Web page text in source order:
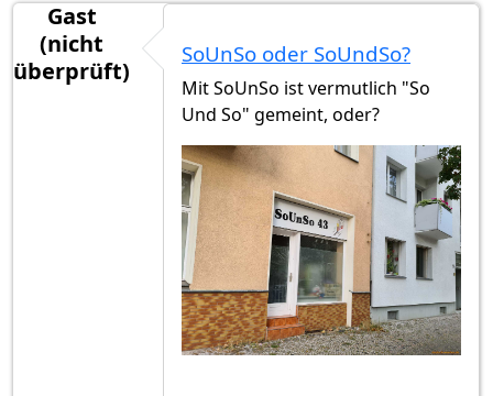
Gast
(nicht
überprüft)
SoUnSo oder SoUndSo?
Mit SoUnSo ist vermutlich "So
Und So" gemeint, oder?